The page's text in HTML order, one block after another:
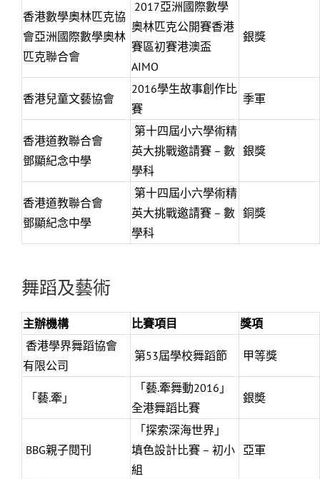
香港數學奧林匹克協
會亞洲國際數學奧林
匹克聯合會
2017亞洲國際數學
奧林匹克公開賽香港
賽區初賽港澳盃
AIMO
銀獎
香港兒童文藝協會
2016學生故事創作比
賽
季軍
香港道教聯合會
鄧顯紀念中學
第十四屆小六學術精
英大挑戰邀請賽 – 數
學科
銀獎
香港道教聯合會
鄧顯紀念中學
第十四屆小六學術精
英大挑戰邀請賽 – 數
學科
銅獎
舞蹈及藝術
主辦機構 比賽項目
獎項
香港學界舞蹈協會
有限公司
第53屆學校舞蹈節 甲等獎
「藝.牽」
「藝.牽舞動2016」
全港舞蹈比賽
銀奬
BBG親子閱刊
「探索深海世界」
填色設計比賽 – 初小
組
亞軍